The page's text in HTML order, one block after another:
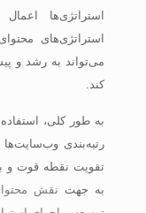
استراتژی‌ها
استراتژی‌های
می‌تواند به رشد و
کند.
به طور کلی،
رتبه‌بندی
تقویت نقطه قوت و
به جهت نقش